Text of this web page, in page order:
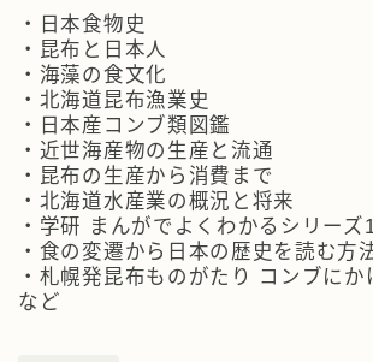
・日本食物史
・昆布と日本人
・海藻の食文化
・北海道昆布漁業史
・日本産コンブ類図鑑
・近世海産物の生産と流通
・昆布の生産から消費まで
・北海道水産業の概況と将来
・学研 まんがでよくわかるシリーズ
・食の変遷から日本の歴史を読む方
・札幌発昆布ものがたり コンブにか
など